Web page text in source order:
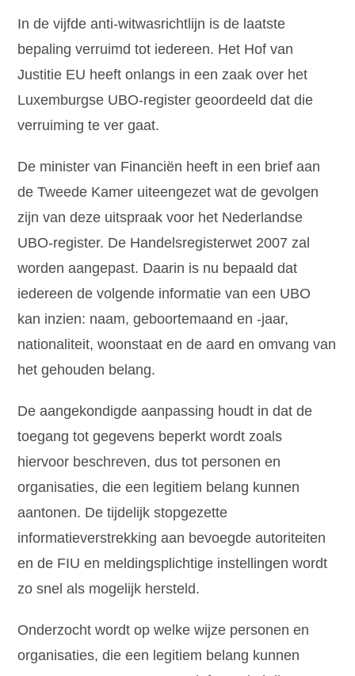
In de vijfde anti-witwasrichtlijn is de laatste
bepaling verruimd tot iedereen. Het Hof van
Justitie EU heeft onlangs in een zaak over het
Luxemburgse UBO-register geoordeeld dat die
verruiming te ver gaat.
De minister van Financiën heeft in een brief aan
de Tweede Kamer uiteengezet wat de gevolgen
zijn van deze uitspraak voor het Nederlandse
UBO-register. De Handelsregisterwet 2007 zal
worden aangepast. Daarin is nu bepaald dat
iedereen de volgende informatie van een UBO
kan inzien: naam, geboortemaand en -jaar,
nationaliteit, woonstaat en de aard en omvang van
het gehouden belang.
De aangekondigde aanpassing houdt in dat de
toegang tot gegevens beperkt wordt zoals
hiervoor beschreven, dus tot personen en
organisaties, die een legitiem belang kunnen
aantonen. De tijdelijk stopgezette
informatieverstrekking aan bevoegde autoriteiten
en de FIU en meldingsplichtige instellingen wordt
zo snel als mogelijk hersteld.
Onderzocht wordt op welke wijze personen en
organisaties, die een legitiem belang kunnen